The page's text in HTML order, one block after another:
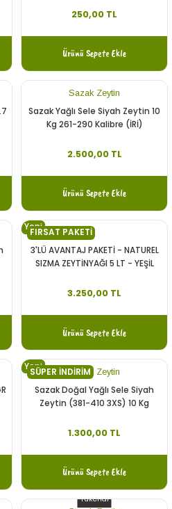
250,00 TL
Ürünü Sepete Ekle
Sazak Zeytin
Sazak Yağlı Sele Siyah Zeytin 10
Kg 261-290 Kalibre (İRİ)
2.500,00 TL
Ürünü Sepete Ekle
FIRSAT PAKETİ
Yeni
3'LÜ AVANTAJ PAKETİ - NATUREL
SIZMA ZEYTİNYAĞI 5 LT - YEŞİL
3.250,00 TL
Ürünü Sepete Ekle
SÜPER İNDİRİM
Yeni Sazak Zeytin
Sazak Doğal Yağlı Sele Siyah
Zeytin (381-410 3XS) 10 Kg
1.300,00 TL
Ürünü Sepete Ekle
Tükendi